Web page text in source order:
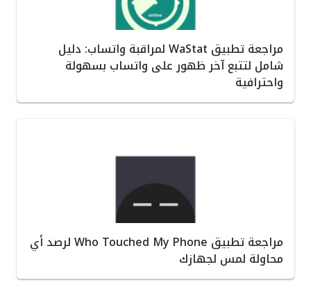
مراجعة تطبيق WaStat لمراقبة واتساب: دليل
شامل لتتبع آخر ظهور على واتساب بسهولة
واحترافية
مراجعة تطبيق Who Touched My Phone لرصد أي
محاولة لمس لجهازك